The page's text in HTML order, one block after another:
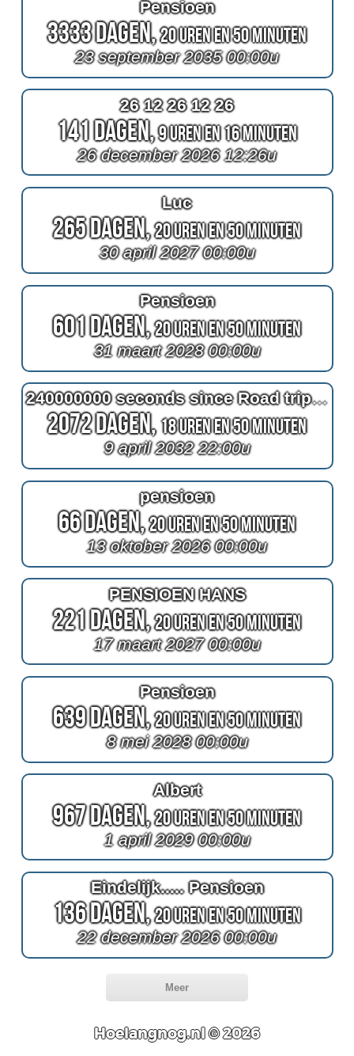
Pensioen
3333 Dagen,20 Uren en 50 Minuten
23 september 2035 00:00u
26 12 26 12 26
141 Dagen,9 Uren en 16 Minuten
26 december 2026 12:26u
Luc
265 Dagen,20 Uren en 50 Minuten
30 april 2027 00:00u
Pensioen
601 Dagen,20 Uren en 50 Minuten
31 maart 2028 00:00u
240000000 seconds since Road trip Zuid-Afrika & Namibie
2072 Dagen,18 Uren en 50 Minuten
9 april 2032 22:00u
pensioen
66 Dagen,20 Uren en 50 Minuten
13 oktober 2026 00:00u
PENSIOEN HANS
221 Dagen,20 Uren en 50 Minuten
17 maart 2027 00:00u
Pensioen
639 Dagen,20 Uren en 50 Minuten
8 mei 2028 00:00u
Albert
967 Dagen,20 Uren en 50 Minuten
1 april 2029 00:00u
Eindelijk..... Pensioen
136 Dagen,20 Uren en 50 Minuten
22 december 2026 00:00u
Meer
Hoelangnog.nl © 2026